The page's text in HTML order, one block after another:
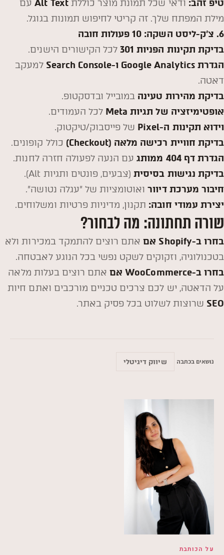
טיפ זהב: ודאי שכל תמונת מוצר כוללתAlt Textעם
מילת המפתח שלך. זה קריטי לחיפוש תמונות בגוגל.
6. צ'ק-ליסט השקה: 10 פעולות חובה
בדיקת תקינות הפניות 301
לכל הקישורים הישנים.
הגדרת Google Analytics ו-Search Console
למעקב
דאטה.
בדיקת מהירות טעינה במובייל ובדסקטופ.
אופטימיזציה של תגיות Meta
לכל העמודים.
וידוא תקינות ה-Pixel
של פייסבוק/טיקטוק.
בדיקת חוויית רכישה מלאה (Checkout)
כולל קופונים.
הגדרת דף 404 ממותג
עם הנעה לפעולה חזרה לחנות.
בדיקת נגישות בסיסית(צבעים, פונטים ותגיות Alt).
חיבור מערכת דיוורואוטומציות של "עגלה נטושה".
יצירת עמודי חובה: תקנון, מדיניות פרטיות ומשלוחים.
שורה תחתונה: מה לבחור?
בחרו ב-Shopify אםאתם רוצים להתמקד במכירות ולא
בטכנולוגיה, וזקוקים לשקט נפשי בכל הנוגע לאבטחה.
בחרו ב-WooCommerce אם
אתם רוצים בעלות מלאה
על הדאטה, יש לכם צרכים טכניים מורכבים ואתם חיות
SEO שרוצות לשלוט בכל פסיק באתר.
נושאים בכתבה שיווק דיגיטלי
על הכותבת